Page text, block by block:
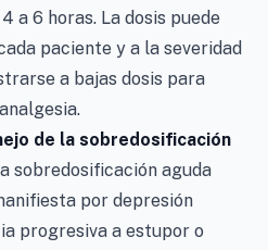
a 6 horas. La dosis puede
paciente y a la severidad
a bajas dosis para
de la sobredosificación
sobredosificación aguda
por depresión
progresiva a estupor o